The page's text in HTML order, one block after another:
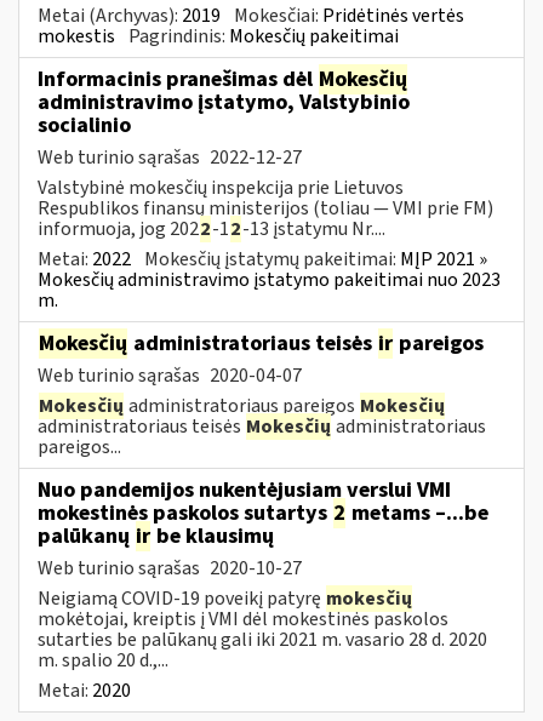
Metai (Archyvas): 2019 Mokesčiai: Pridėtinės vertės
mokestis Pagrindinis: Mokesčių pakeitimai
Informacinis pranešimas dėl Mokesčių
administravimo įstatymo, Valstybinio
socialinio
Web turinio sąrašas 2022-12-27
Valstybinė mokesčių inspekcija prie Lietuvos
Respublikos finansų ministerijos (toliau — VMI prie FM)
informuoja, jog 2022-12-13 įstatymu Nr....
Metai: 2022 Mokesčių įstatymų pakeitimai: MĮP 2021 »
Mokesčių administravimo įstatymo pakeitimai nuo 2023
m.
Mokesčių administratoriaus teisės ir pareigos
Web turinio sąrašas 2020-04-07
Mokesčių administratoriaus pareigos Mokesčių
administratoriaus teisės Mokesčių administratoriaus
pareigos...
Nuo pandemijos nukentėjusiam verslui VMI
mokestinės paskolos sutartys 2 metams –...be
palūkanų ir be klausimų
Web turinio sąrašas 2020-10-27
Neigiamą COVID-19 poveikį patyrę mokesčių
mokėtojai, kreiptis į VMI dėl mokestinės paskolos
sutarties be palūkanų gali iki 2021 m. vasario 28 d. 2020
m. spalio 20 d.,...
Metai: 2020